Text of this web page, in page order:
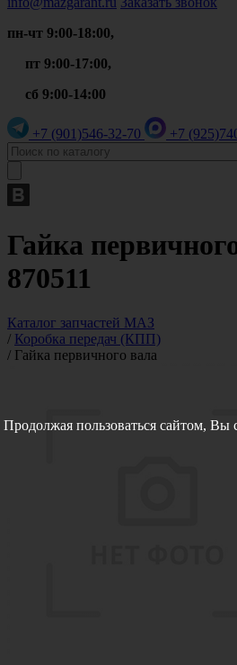
пн-чт 9:00-18:00,
пт 9:00-17:00,
сб 9:00-14:00
+7 (901)546-32-70 +7 (925)
Гайка
870511
Каталог запчастей МАЗ
/ Коробка передач (КПП)
/ Гайка первичного вала
Продолжая пользоваться сайтом, Вы